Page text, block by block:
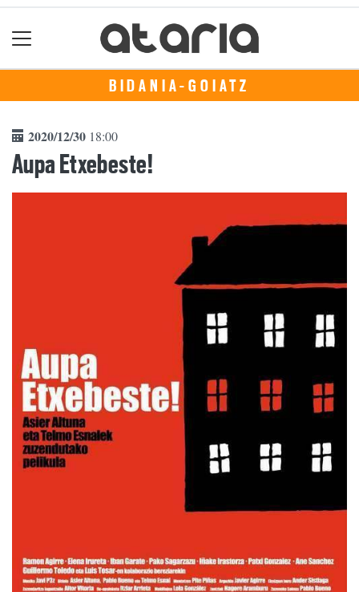
BIDANIA-GOIATZ
2020/12/30 18:00
Aupa Etxebeste!